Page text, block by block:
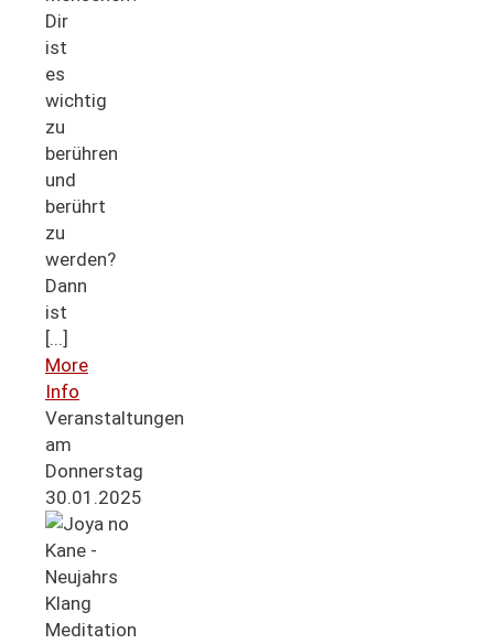
Dir
ist
es
wichtig
zu
berühren
und
berührt
zu
werden?
Dann
ist
[...]
More
Info
Veranstaltungen
am
Donnerstag
30.01.2025